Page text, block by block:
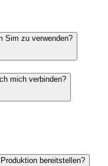
Sim zu verwenden?
mich verbinden?
bereitstellen?